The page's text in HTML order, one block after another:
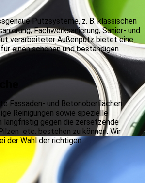
Putzsysteme, z. B. klassischen
Fachwerksanierung, Sanier- und
verarbeiteter Außenputz bietet eine
einen schönen und beständigen
Fassaden- und Betonoberflächen
Reinigungen sowie spezielle
langfristig gegen die zersetzende
etc. bestehen zu können. Wir
der Wahl der richtigen